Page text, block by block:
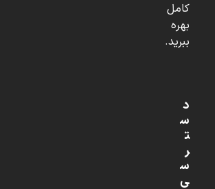
کامل
بهره
ببرید.
د
س
ت
ر
س
ی